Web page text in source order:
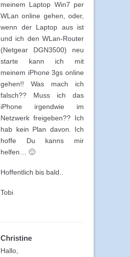
meinem Laptop Win7 per
WLan online gehen, oder,
wenn der Laptop aus ist
und ich den WLan-Router
(Netgear DGN3500) neu
starte kann ich mit
meinem iPhone 3gs online
gehen!! Was mach ich
falsch?? Muss ich das
iPhone irgendwie im
Netzwerk freigeben?? Ich
hab kein Plan davon. Ich
hoffe Du kanns mir
helfen… 🙂
Hoffentlich bis bald..
Tobi
Christine
Hallo,